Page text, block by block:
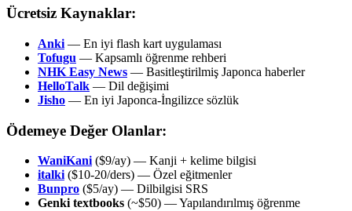
Ücretsiz Kaynaklar:
Anki — En iyi flash kart uygulaması
Tofugu — Kapsamlı öğrenme rehberi
NHK Easy News — Basitleştirilmiş Japonca haberler
HelloTalk — Dil değişimi
Jisho — En iyi Japonca-İngilizce sözlük
Ödemeye Değer Olanlar:
WaniKani ($9/ay) — Kanji + kelime bilgisi
italki ($10-20/ders) — Özel eğitmenler
Bunpro ($5/ay) — Dilbilgisi SRS
Genki textbooks (~$50) — Yapılandırılmış öğrenme